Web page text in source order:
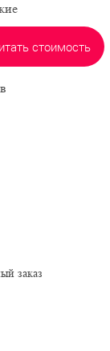
заказ
стоимость